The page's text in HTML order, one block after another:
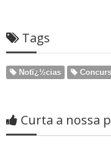
Tags
Notï¿½cias
Curta a nossa